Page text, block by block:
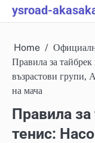
Skip
to
ysroad-
Home
Правила за
възрастови групи,
на мача
Правила
тенис: